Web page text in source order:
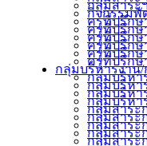
กลุ่มสาระ
กิจกรรมพั
ครูที่ปรึกษ
ครูที่ปรึกษ
ครูที่ปรึกษ
ครูที่ปรึกษ
ครูที่ปรึกษ
ครูที่ปรึกษ
กลุ่มบริหารงาน
กลุ่มบริหา
กลุ่มบริหา
กลุ่มบริหา
กลุ่มบริหา
กลุ่มสาระ
กลุ่มสาระ
กลุ่มสาระ
กลุ่มสาระ
กลุ่มสาระ